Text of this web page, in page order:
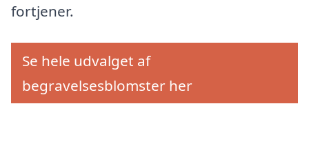
fortjener.
Se hele udvalget af
begravelsesblomster her